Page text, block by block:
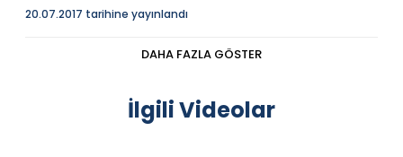
20.07.2017 tarihine yayınlandı
dengeli beslenme ile spor yapmayı da ihmal etmemek ve
Vitaminlerin kilo aldırdığı algısı oldukça yaygındır.
Ancak kilo alımı ve kilo kaybını doğrudan vitamin
DAHA FAZLA GÖSTER
İlgili Videolar